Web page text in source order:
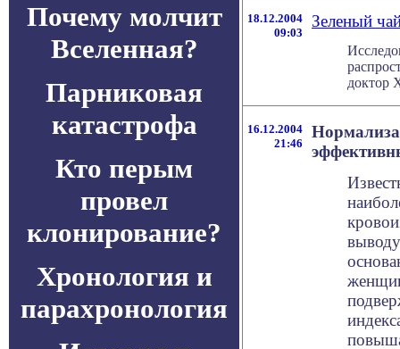
Почему молчит
Вселенная?
Парниковая
катастрофа
Кто перым
провел
клонирование?
Хронология и
парахронология
18.12.2004
09:03
Зеленый
доктор
16.12.2004
21:46